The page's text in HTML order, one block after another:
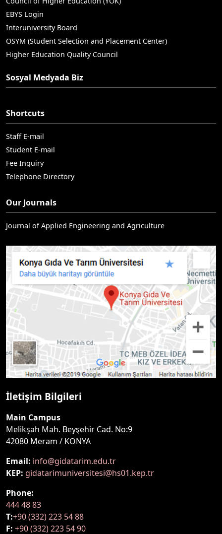
EBYS Login
Interuniversity Board
OSYM (Student Selection and Placement Center)
Higher Education Quality Council
Sosyal Medyada Biz
Shortcuts
Staff E-mail
Student E-mail
Fee Inquiry
Telephone Directory
Our Journals
Journal of Applied Engineering and Agriculture
İletişim Bilgileri
Main Campus
Melikşah Mah. Beyşehir Cad. No:9
42080 Meram / KONYA
Email: info@gidatarim.edu.tr
KEP: gidatarimuniversitesi@hs01.kep.tr
Phone:
444 48 83
T:+90 (332) 223 54 88
F: +90 (332) 223 54 90